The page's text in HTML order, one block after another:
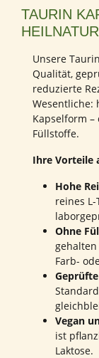
TAURIN
Unsere
Qualität,
reduzierte
Wesentliche:
Kapselform
Füllstoffe.
Ihre Vorteile
Hohe
reines
Ohne
Farb-
Vegan
ist
Laktose.